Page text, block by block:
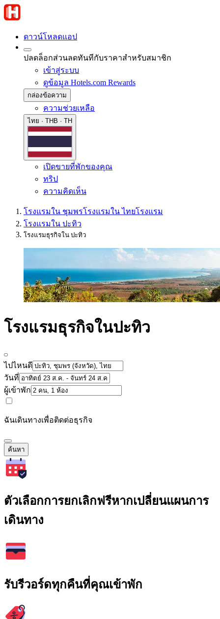
ดาวน์โหลดแอป
ปลดล็อกส่วนลดทันทีกับราคาสำหรับสมาชิก
เข้าสู่ระบบ
ดูข้อมูล Hotels.com Rewards
กล่องข้อความ
ความช่วยเหลือ
ไทย · THB · TH
เปิดขายที่พักของคุณ
ทริป
ความคิดเห็น
โรงแรมใน ชุมพรโรงแรมใน ไทยโรงแรม
โรงแรมใน ปะทิว
โรงแรมธุรกิจใน ปะทิว
โรงแรมธุรกิจในปะทิว
ไปไหนดี
วันที่
ผู้เข้าพัก
ฉันเดินทางเพื่อติดต่อธุรกิจ
ค้นหา
ตัวเลือกการยกเลิกฟรีหากเปลี่ยนแผนการ
เดินทาง
รับรีวอร์ดทุกคืนที่คุณเข้าพัก